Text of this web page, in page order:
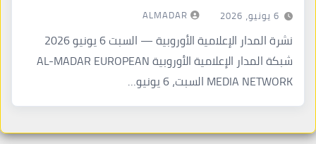
6 يونيو، 2026 ALMADAR
نشرة المدار الإعلامية الأوروبية — السبت 6 يونيو 2026
شبكة المدار الإعلامية الأوروبية AL-MADAR EUROPEAN
MEDIA NETWORK السبت، 6 يونيو…